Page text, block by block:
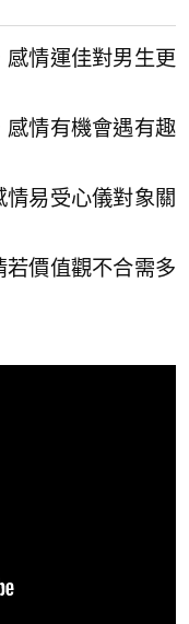
情運佳對男生更
情有機會遇有趣
易受心儀對象關
價值觀不合需多